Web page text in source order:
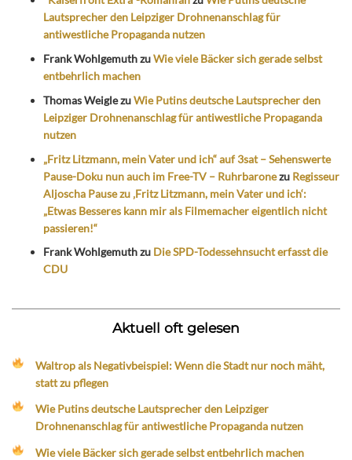
Lautsprecher den Leipziger Drohnenanschlag für
antiwestliche Propaganda nutzen
Frank WohlgemuthzuWie viele Bäcker sich gerade selbst
entbehrlich machen
Thomas WeiglezuWie Putins deutsche Lautsprecher den
Leipziger Drohnenanschlag für antiwestliche Propaganda
nutzen
„Fritz Litzmann, mein Vater und ich“ auf 3sat – Sehenswerte
Pause-Doku nun auch im Free-TV – Ruhrbaronezu Regisseur
Aljoscha Pause zu ‚Fritz Litzmann, mein Vater und ich‘:
„Etwas Besseres kann mir als Filmemacher eigentlich nicht
passieren!“
Frank Wohlgemuthzu Die SPD-Todessehnsucht erfasst die
CDU
Aktuell oft gelesen
Waltrop als Negativbeispiel: Wenn die Stadt nur noch mäht,
statt zu pflegen
Wie Putins deutsche Lautsprecher den Leipziger
Drohnenanschlag für antiwestliche Propaganda nutzen
Wie viele Bäcker sich gerade selbst entbehrlich machen